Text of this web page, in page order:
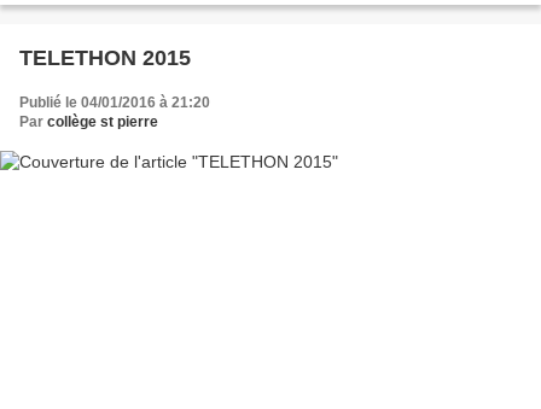
TELETHON 2015
Publié le 04/01/2016 à 21:20
Par collège st pierre